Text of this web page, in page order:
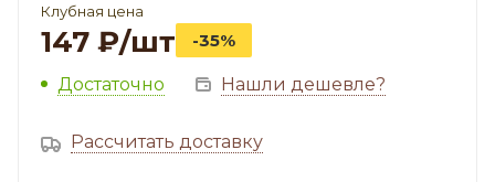
Клубная цена
147 ₽/шт -35%
Достаточно Нашли дешевле?
Рассчитать доставку